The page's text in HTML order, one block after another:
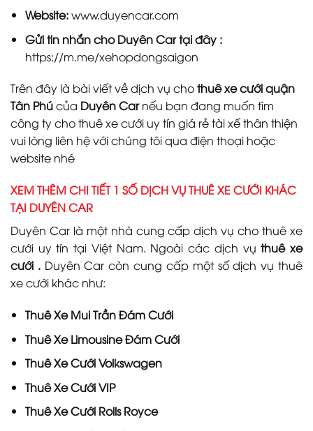
Website:www.duyencar.com
Gửi tin nhắn choDuyên Cartại đây :
https://m.me/xehopdongsaigon
Trên đây là bài viết về dịch vụ chothuê xe cưới quận
Tân Phúcủa Duyên Carnếu bạn đang muốn tìm
công ty cho thuê xe cưới uy tín giá rẻ tài xế thân thiện
vui lòng liên hệ với chúng tôi qua điện thoại hoặc
website nhé
XEM THÊM CHI TIẾT 1 SỐ DỊCH VỤ THUÊ XE CƯỚI KHÁC
TẠI DUYÊN CAR
Duyên Car là một nhà cung cấp dịch vụ cho thuê xe
cưới uy tín tại Việt Nam. Ngoài các dịch vụthuê xe
cưới .Duyên Car còn cung cấp một số dịch vụ thuê
xe cưới khác như:
Thuê Xe Mui Trần Đám Cưới
Thuê Xe Limousine Đám Cưới
Thuê Xe Cưới Volkswagen
Thuê Xe Cưới VIP
Thuê Xe Cưới Rolls Royce